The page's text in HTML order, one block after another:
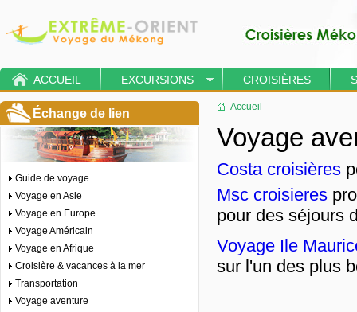
ACCUEIL EXCURSIONS CROISIÈRES
Échange de lien
Guide de voyage
Voyage en Asie
Voyage en Europe
Voyage Américain
Voyage en Afrique
Croisière & vacances à la mer
Transportation
Voyage aventure
Accueil
Voyage
Costa croisières
Msc croisieres
pour des séjours
Voyage Ile
sur l'un des plus